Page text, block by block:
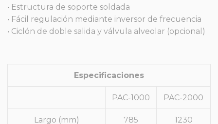
• Estructura de soporte soldada
• Fácil regulación mediante inversor de frecuencia
• Ciclón de doble salida y válvula alveolar (opcional)
Especificaciones
PAC-1000 PAC-2000
Largo (mm) 785 1230